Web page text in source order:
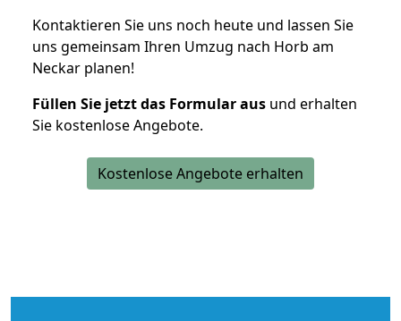
Kontaktieren Sie uns noch heute und lassen Sie
uns gemeinsam Ihren Umzug nach Horb am
Neckar planen!
Füllen Sie jetzt das Formular aus und erhalten
Sie kostenlose Angebote.
Kostenlose Angebote erhalten